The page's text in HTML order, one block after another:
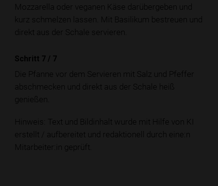
Mozzarella oder veganen Käse darübergeben und
kurz schmelzen lassen. Mit Basilikum bestreuen und
direkt aus der Schale servieren.
Schritt 7 / 7
Die Pfanne vor dem Servieren mit Salz und Pfeffer
abschmecken und direkt aus der Schale heiß
genießen.
Hinweis: Text und Bildinhalt wurde mit Hilfe von KI
erstellt / aufbereitet und redaktionell durch eine:n
Mitarbeiter:in geprüft.